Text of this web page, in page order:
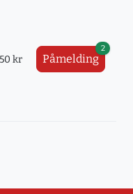
kr Påmelding
2